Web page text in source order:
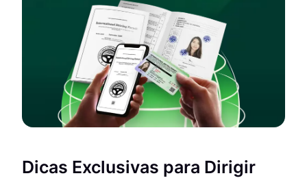
Dicas Exclusivas para Dirigir